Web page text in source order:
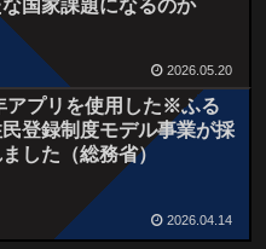
国家課題になるのか
2026.05.20
アプリを使用した※ふる
民登録制度モデル事業が採
した（総務省）
2026.04.14